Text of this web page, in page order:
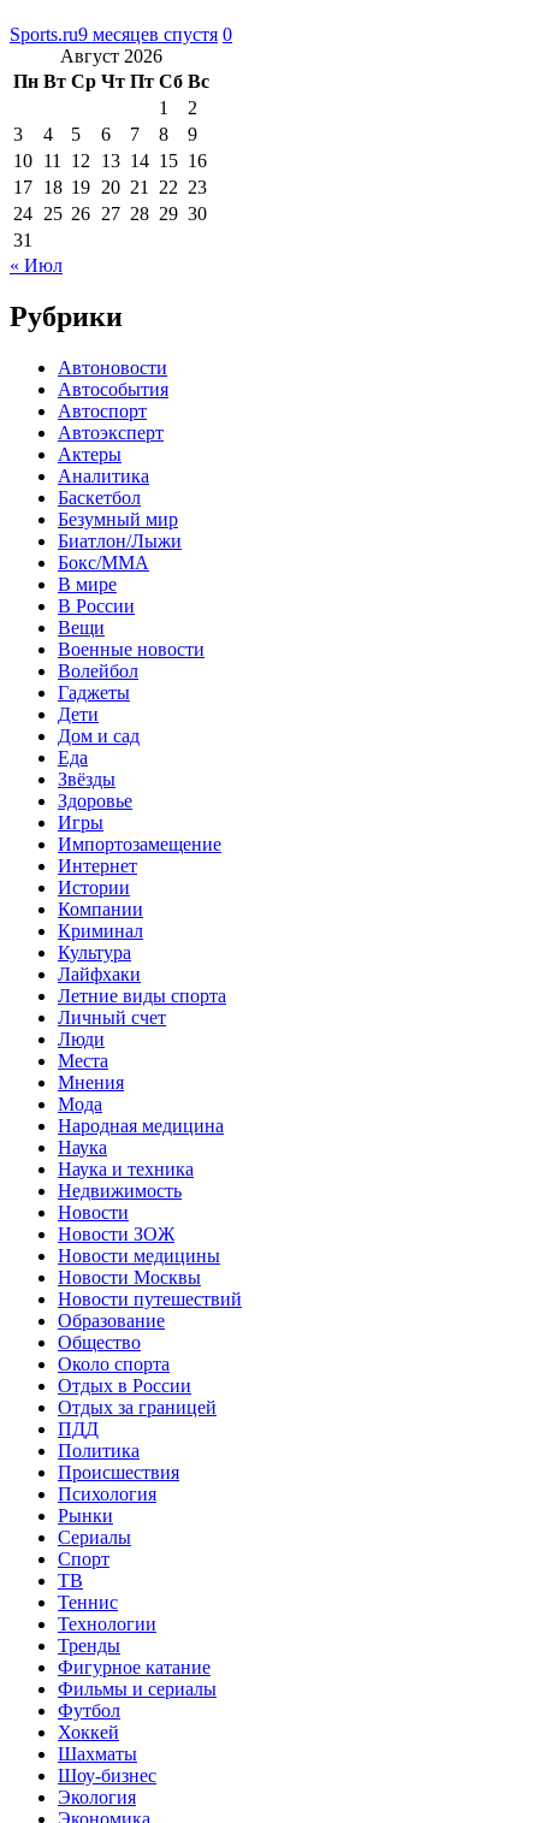
Sports.ru9 месяцев спустя 0
Август 2026
Пн Вт Ср Чт Пт Сб Вс
1
2
3
4 5 6 7 8
9
10 11 12 13 14 15 16
17 18 19 20 21 22 23
24 25 26 27 28 29 30
31
« Июл
Рубрики
Автоновости
Автособытия
Автоспорт
Автоэксперт
Актеры
Аналитика
Баскетбол
Безумный мир
Биатлон/Лыжи
Бокс/MMA
В мире
В России
Вещи
Военные новости
Волейбол
Гаджеты
Дети
Дом и сад
Еда
Звёзды
Здоровье
Игры
Импортозамещение
Интернет
Истории
Компании
Криминал
Культура
Лайфхаки
Летние виды спорта
Личный счет
Люди
Места
Мнения
Мода
Народная медицина
Наука
Наука и техника
Недвижимость
Новости
Новости ЗОЖ
Новости медицины
Новости Москвы
Новости путешествий
Образование
Общество
Около спорта
Отдых в России
Отдых за границей
ПДД
Политика
Происшествия
Психология
Рынки
Сериалы
Спорт
ТВ
Теннис
Технологии
Тренды
Фигурное катание
Фильмы и сериалы
Футбол
Хоккей
Шахматы
Шоу-бизнес
Экология
Экономика